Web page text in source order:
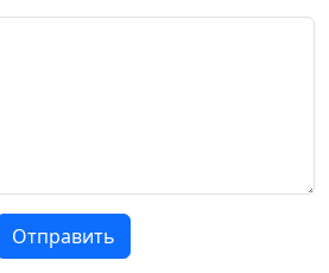
Отправить